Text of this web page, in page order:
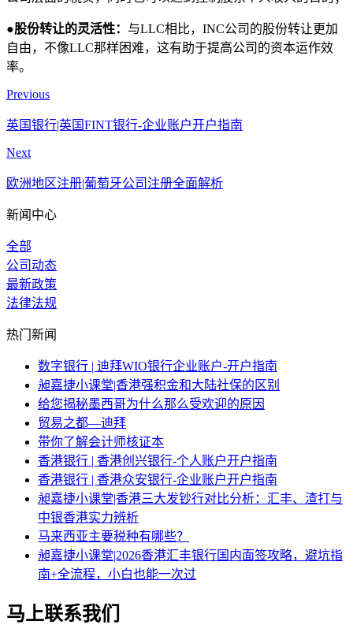
‌●股份转让的灵活性‌： 与LLC相比，INC公司的股份转让更加
自由，不像LLC那样困难，这有助于提高公司的资本运作效
率‌。
Previous
英国银行|英国FINT银行-企业账户开户指南
Next
欧洲地区注册|葡萄牙公司注册全面解析
新闻中心
全部
公司动态
最新政策
法律法规
热门新闻
数字银行 | 迪拜WIO银行企业账户-开户指南
昶嘉捷小课堂|香港强积金和大陆社保的区别
给您揭秘墨西哥为什么那么受欢迎的原因
贸易之都—迪拜
带你了解会计师核证本
香港银行 | 香港创兴银行-个人账户开户指南
香港银行 | 香港众安银行-企业账户开户指南
昶嘉捷小课堂|香港三大发钞行对比分析：汇丰、渣打与
中银香港实力辨析
马来西亚主要税种有哪些？
昶嘉捷小课堂|2026香港汇丰银行国内面签攻略，避坑指
南+全流程，小白也能一次过
马上联系我们